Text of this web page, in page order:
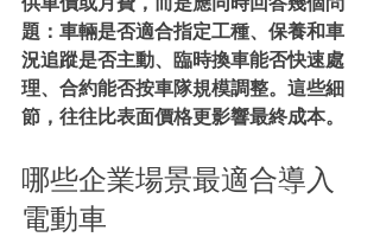
題：車輛是否適合指定工種、保養和車
況追蹤是否主動、臨時換車能否快速處
理、合約能否按車隊規模調整。這些細
節，往往比表面價格更影響最終成本。
哪些企業場景最適合導入
電動車